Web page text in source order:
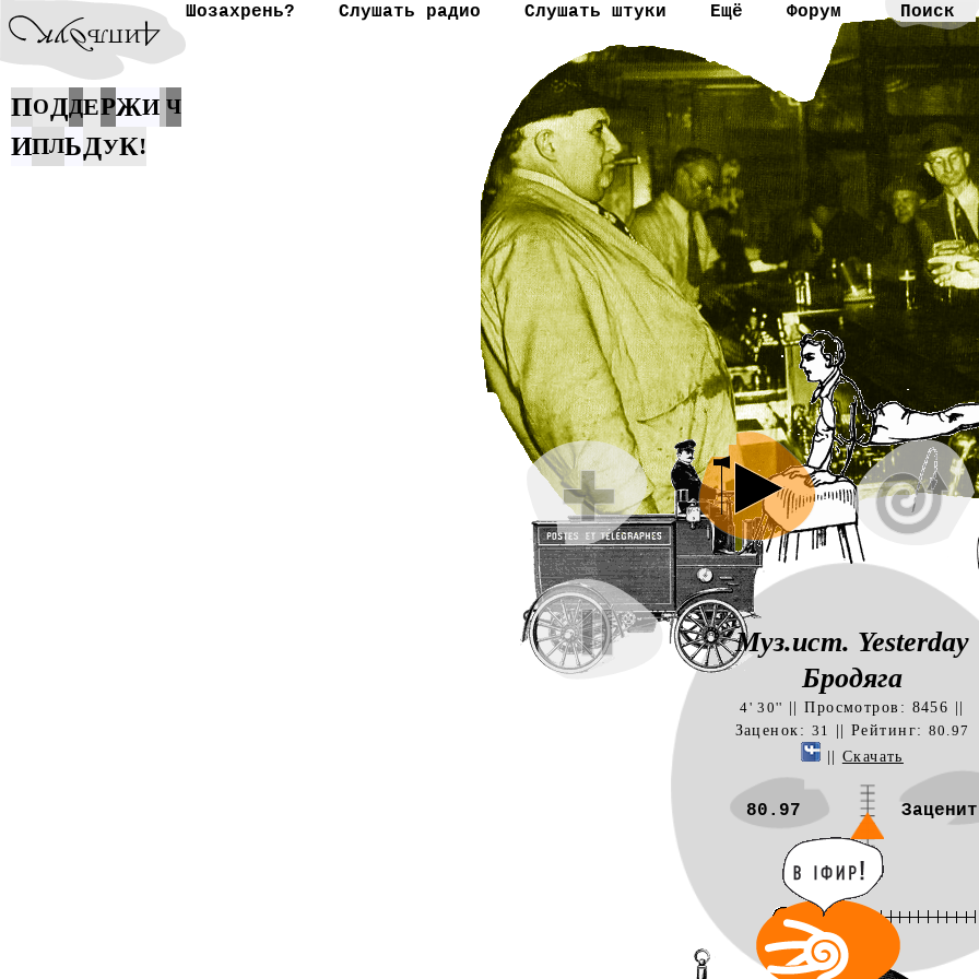
Шозахрень? Слушать радио Слушать штуки Ещё Форум
ПОДДЕРЖИ Ч
ИПЛЬДУК!
Муз.ист. Yesterday
Бродяга
4' 30'' || Просмотров: 8456 ||
Заценок: 31 || Рейтинг: 80.97
|| Скачать
80.97